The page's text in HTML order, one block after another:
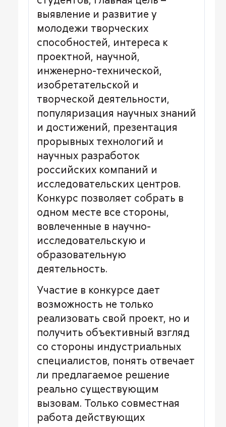
выявление и развитие у
молодежи творческих
способностей, интереса к
проектной, научной,
инженерно-технической,
изобретательской и
творческой деятельности,
популяризация научных знаний
и достижений, презентация
прорывных технологий и
научных разработок
российских компаний и
исследовательских центров.
Конкурс позволяет собрать в
одном месте все стороны,
вовлеченные в научно-
исследовательскую и
образовательную
деятельность.
Участие в конкурсе дает
возможность не только
реализовать свой проект, но и
получить объективный взгляд
со стороны индустриальных
специалистов, понять отвечает
ли предлагаемое решение
реально существующим
вызовам. Только совместная
работа действующих